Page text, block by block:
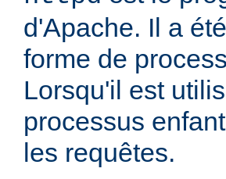
d'Apache. Il a
forme de
Lorsqu'il est
processus
les requêtes.